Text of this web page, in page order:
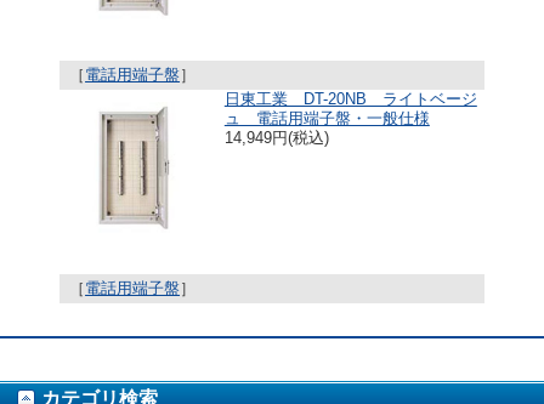
［ 電話用端子盤］
日東工業 DT-20NB ライトベージ
ュ 電話用端子盤・一般仕様
14,949円(税込)
［ 電話用端子盤］
カテゴリ検索